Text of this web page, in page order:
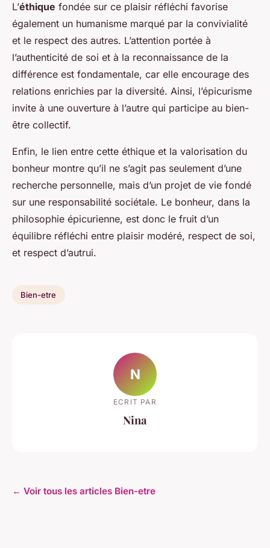
L’éthique fondée sur ce plaisir réfléchi favorise
également un humanisme marqué par la convivialité
et le respect des autres. L’attention portée à
l’authenticité de soi et à la reconnaissance de la
différence est fondamentale, car elle encourage des
relations enrichies par la diversité. Ainsi, l’épicurisme
invite à une ouverture à l’autre qui participe au bien-
être collectif.
Enfin, le lien entre cette éthique et la valorisation du
bonheur montre qu’il ne s’agit pas seulement d’une
recherche personnelle, mais d’un projet de vie fondé
sur une responsabilité sociétale. Le bonheur, dans la
philosophie épicurienne, est donc le fruit d’un
équilibre réfléchi entre plaisir modéré, respect de soi,
et respect d’autrui.
Bien-etre
N
ECRIT PAR
Nina
← Voir tous les articles Bien-etre